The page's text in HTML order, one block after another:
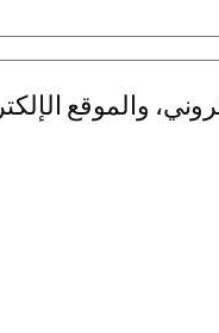
والموقع